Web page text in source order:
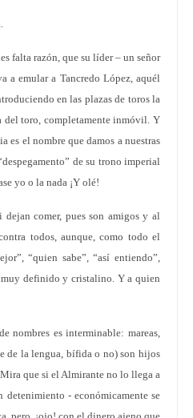
falta razón, que su líder – un señor
a emular a Tancredo López, aquél
en las plazas de toros la
del toro, completamente inmóvil. Y
es el nombre que damos a nuestras
de su trono imperial
yo o la nada ¡Y olé!
comer, pues son amigos y al
todos, aunque, como todo el
“quien sabe”, “así entiendo”,
muy definido y cristalino. Y a quien
nombres es interminable: mareas,
de la lengua, bífida o no) son hijos
que si el Almirante no lo llega a
detenimiento - económicamente se